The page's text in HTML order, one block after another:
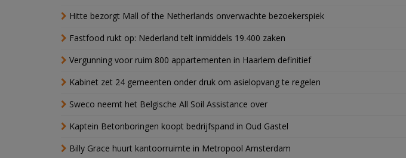
Hitte bezorgt Mall of the Netherlands onverwachte bezoekerspiek
Fastfood rukt op: Nederland telt inmiddels 19.400 zaken
Vergunning voor ruim 800 appartementen in Haarlem definitief
Kabinet zet 24 gemeenten onder druk om asielopvang te regelen
Sweco neemt het Belgische All Soil Assistance over
Kaptein Betonboringen koopt bedrijfspand in Oud Gastel
Billy Grace huurt kantoorruimte in Metropool Amsterdam